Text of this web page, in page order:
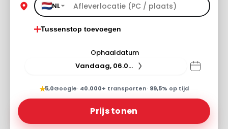
NL
Tussenstop toevoegen
Ophaaldatum
Vandaag, 06.08.26
★5,0Google· 40.000+ transporten· 99,5% op tijd
Prijs tonen